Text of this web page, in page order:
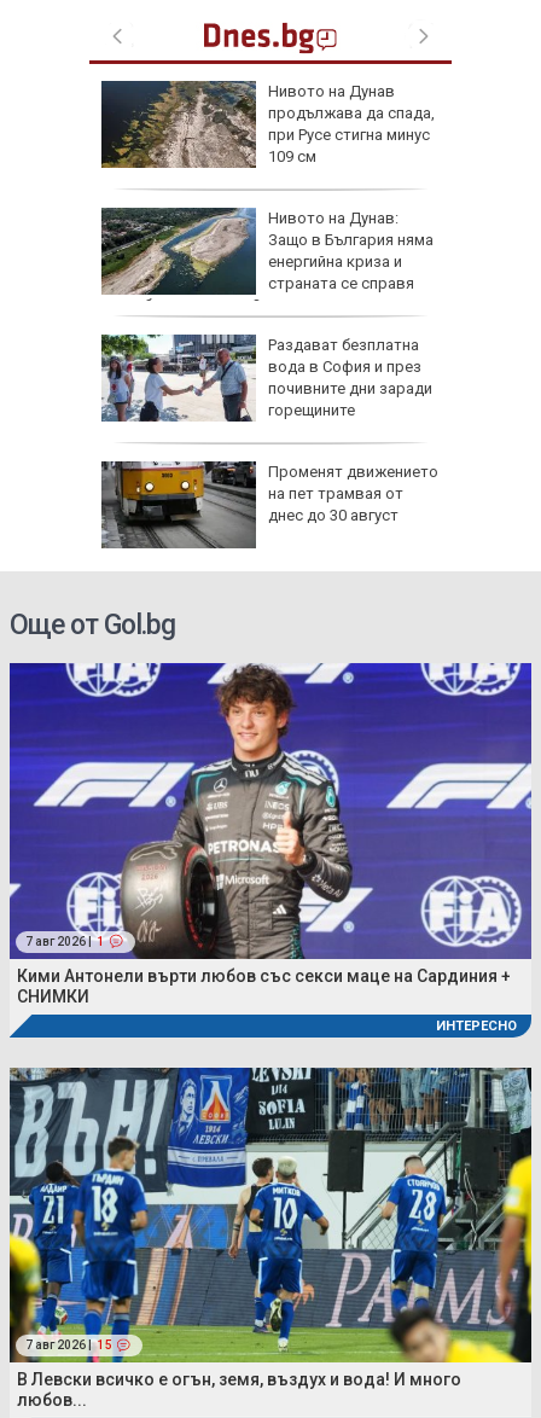
Нивото на Дунав
продължава да спада,
при Русе стигна минус
109 см
Нивото на Дунав:
Защо в България няма
енергийна криза и
страната се справя
по-добре от другите?
Раздават безплатна
вода в София и през
почивните дни заради
горещините
Променят движението
на пет трамвая от
днес до 30 август
Още от Gol.bg
7 авг 2026 | 1
Кими Антонели върти любов със секси маце на Сардиния +
СНИМКИ
ИНТЕРЕСНО
7 авг 2026 | 15
В Левски всичко е огън, земя, въздух и вода! И много
любов...